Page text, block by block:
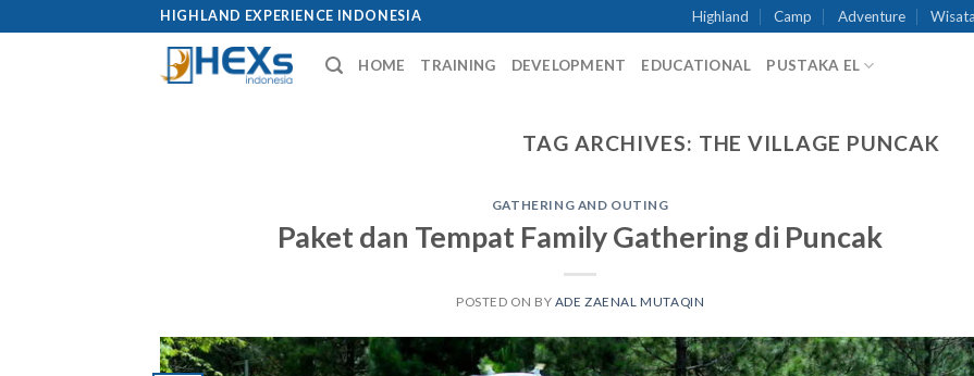
HIGHLAND EXPERIENCE INDONESIA Highland Camp Adventure
HOME TRAINING DEVELOPMENT EDUCATIONAL PUSTAKA EL
TAG ARCHIVES: THE VILLAGE PUNCAK
GATHERING AND OUTING
Paket dan Tempat Family Gathering di Puncak
POSTED ON BY ADE ZAENAL MUTAQIN